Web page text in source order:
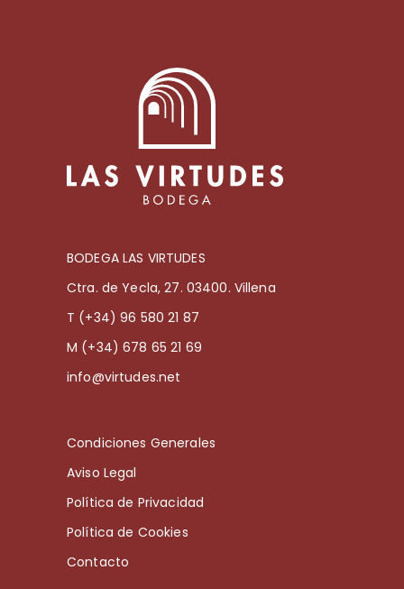
BODEGA LAS VIRTUDES
Ctra. de Yecla, 27. 03400. Villena
T (+34) 96 580 21 87
M (+34) 678 65 21 69
info@virtudes.net
Condiciones Generales
Aviso Legal
Política de Privacidad
Política de Cookies
Contacto